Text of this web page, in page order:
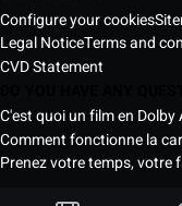
Configure your cookies
Legal NoticeTerms and
CVD Statement
C'est quoi un film en Dolby
Comment fonctionne la
Prenez votre temps, votre